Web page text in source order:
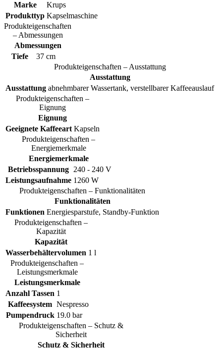
Marke
Krups
Produkttyp Kapselmaschine
Produkteigenschaften
– Abmessungen
Abmessungen
Tiefe
37 cm
Produkteigenschaften – Ausstattung
Ausstattung
Ausstattung abnehmbarer Wassertank, verstellbarer Kaffeeauslauf
Produkteigenschaften –
Eignung
Eignung
Geeignete Kaffeeart Kapseln
Produkteigenschaften –
Energiemerkmale
Energiemerkmale
Betriebsspannung 240 - 240 V
Leistungsaufnahme 1260 W
Produkteigenschaften – Funktionalitäten
Funktionalitäten
Funktionen Energiesparstufe, Standby-Funktion
Produkteigenschaften –
Kapazität
Kapazität
Wasserbehältervolumen 1 l
Produkteigenschaften –
Leistungsmerkmale
Leistungsmerkmale
Anzahl Tassen 1
Kaffeesystem Nespresso
Pumpendruck 19.0 bar
Produkteigenschaften – Schutz &
Sicherheit
Schutz & Sicherheit